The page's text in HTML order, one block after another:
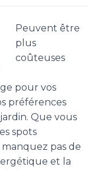
Peuvent être
plus
coûteuses
pour vos
préférences
Que vous
spots
pas de
et la